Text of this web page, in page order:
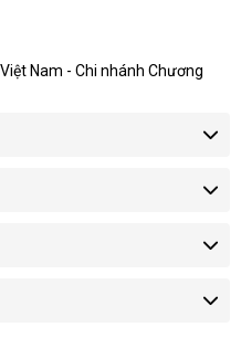
Nam - Chi nhánh Chương